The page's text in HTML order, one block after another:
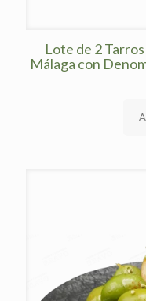
Lote de 2
Málaga con